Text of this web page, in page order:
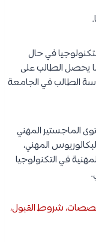
في حال
لمدة 4 سنوات، كما يحصل الطالب على
الطالب في الجامعة
الماجستير المهني
المهني،
في التكنولوجيا
شروط القبول،